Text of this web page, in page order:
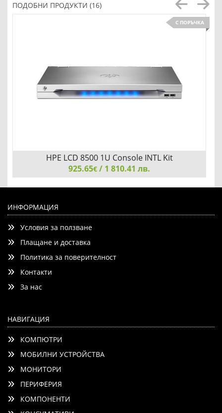
ПОДОБНИ ПРОДУКТИ (16)
С ПОРЪЧКА
HPE LCD 8500 1U Console INTL Kit
925.65€ / 1 810.41 лв.
ИНФОРМАЦИЯ
Условия за ползване
Плащане и доставка
Политика за поверителност
Контакти
За нас
НАВИГАЦИЯ
КОМПЮТРИ
МОБИЛНИ УСТРОЙСТВА
МОНИТОРИ
ПЕРИФЕРИЯ
КОМПОНЕНТИ